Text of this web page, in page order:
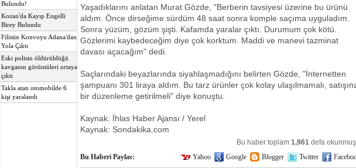
Bulundu!
Kozan'da Kayıp Engelli
Birey Bulundu
Filistin Konvoyu Adana'dan
Yola Çıktı
Eski polisin öldürüldüğü
kavganın görüntüleri ortaya
çıktı
Takla atan otomobilde 6
kişi yaralandı
Yaşadıklarını anlatan Murat Gözde, "Berberin tavsiyesi üzerine bu ürünü
aldım. Önce dirseğime sürdüm 48 saat sonra komple saçıma uyguladım.
Sonra yüzüm, gözüm şişti. Kafamda yaralar çıktı. Durumum çok kötü.
Gözlerimi kaybedeceğim diye çok korktum. Maddi ve manevi tazminat
davası açacağım" dedi.
Saçlarındaki beyazlarında siyahlaşmadığını belirten Gözde, "İnternetten
şampuanı 301 liraya aldım. Bu tarz ürünler çok kolay ulaşılmamalı,
bir düzenleme getirilmeli" diye konuştu.
Kaynak: İhlas Haber Ajansı / Yerel
Kaynak: Sondakika.com
Bu haber toplam 1,961 defa
Bu Haberi Paylas:
Yahoo Google Blogger Twitter